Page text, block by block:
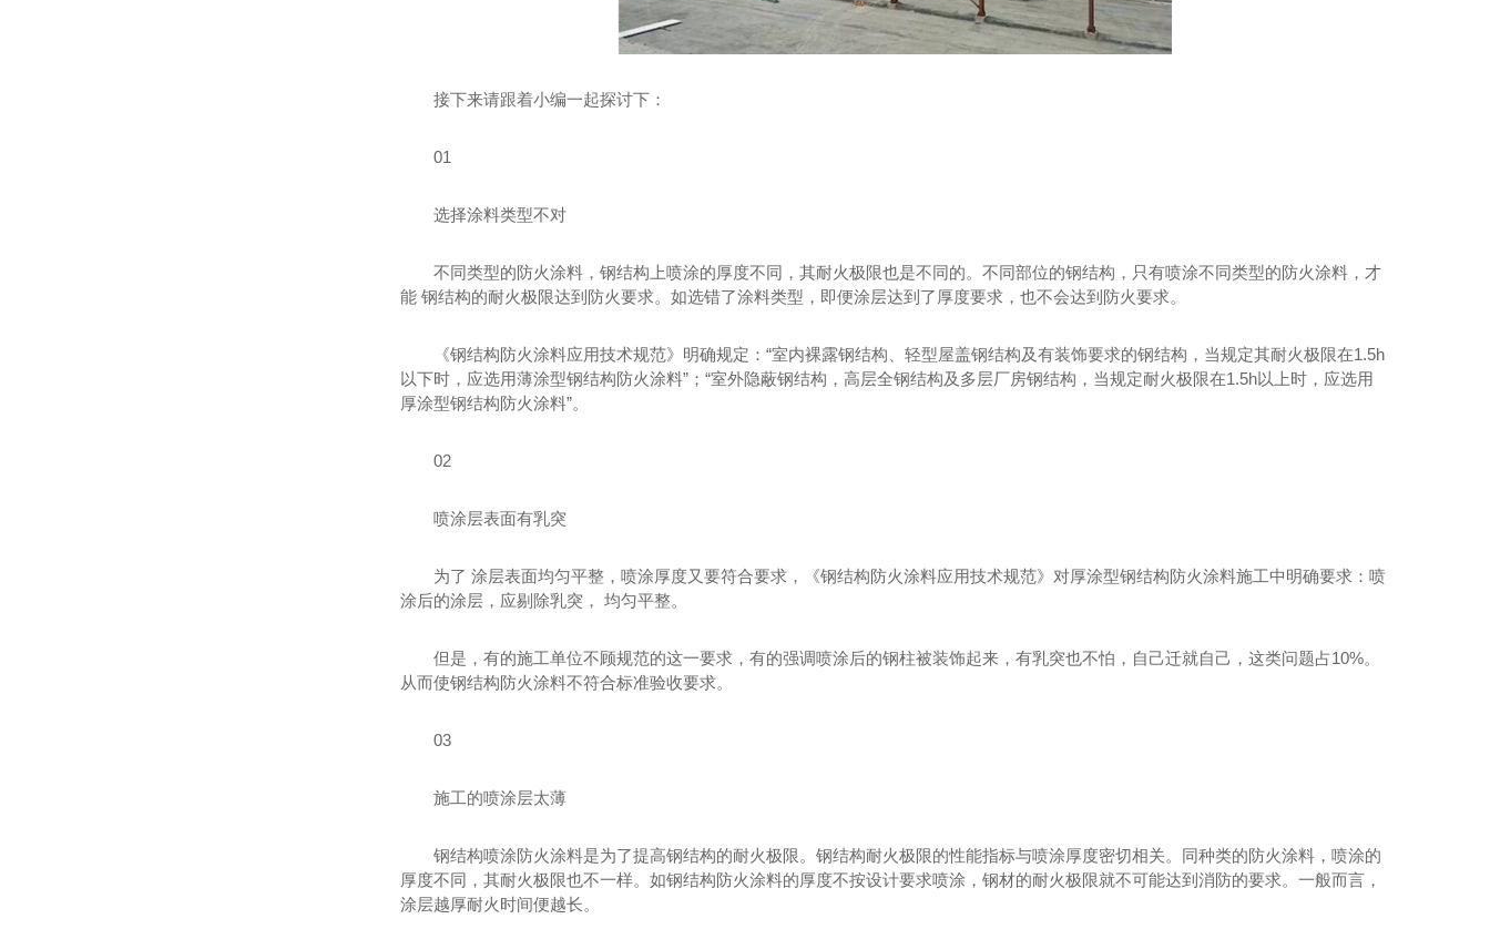
接下来请跟着小编一起探讨下：
01
选择涂料类型不对
不同类型的防火涂料，钢结构上喷涂的厚度不同，其耐火极限也是不同的。不同部位的钢结构，只有喷涂不同类型的防火涂料，才
能 钢结构的耐火极限达到防火要求。如选错了涂料类型，即便涂层达到了厚度要求，也不会达到防火要求。
《钢结构防火涂料应用技术规范》明确规定：“室内裸露钢结构、轻型屋盖钢结构及有装饰要求的钢结构，当规定其耐火极限在1.5h
以下时，应选用薄涂型钢结构防火涂料”；“室外隐蔽钢结构，高层全钢结构及多层厂房钢结构，当规定耐火极限在1.5h以上时，应选用
厚涂型钢结构防火涂料”。
02
喷涂层表面有乳突
为了 涂层表面均匀平整，喷涂厚度又要符合要求，《钢结构防火涂料应用技术规范》对厚涂型钢结构防火涂料施工中明确要求：喷
涂后的涂层，应剔除乳突， 均匀平整。
但是，有的施工单位不顾规范的这一要求，有的强调喷涂后的钢柱被装饰起来，有乳突也不怕，自己迁就自己，这类问题占10%。
从而使钢结构防火涂料不符合标准验收要求。
03
施工的喷涂层太薄
钢结构喷涂防火涂料是为了提高钢结构的耐火极限。钢结构耐火极限的性能指标与喷涂厚度密切相关。同种类的防火涂料，喷涂的
厚度不同，其耐火极限也不一样。如钢结构防火涂料的厚度不按设计要求喷涂，钢材的耐火极限就不可能达到消防的要求。一般而言，
涂层越厚耐火时间便越长。